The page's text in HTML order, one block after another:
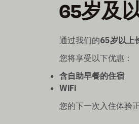
所有65岁及以上人士均可
全年均可根据要求提供，
65岁及
通过我们的65岁以上
您将享受以下优惠：
含自助早餐的住宿
WiFi
您的下一次入住体验